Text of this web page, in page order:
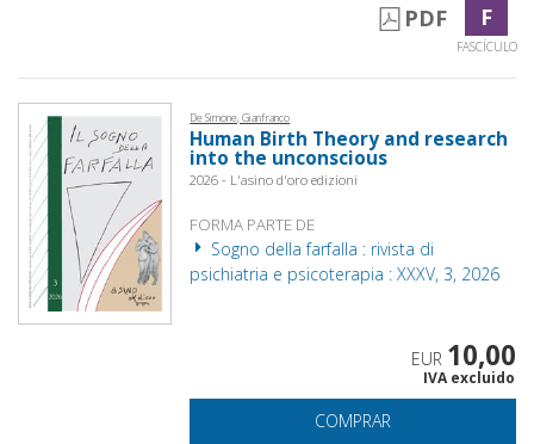
PDF F
FASCÍCULO
De Simone, Gianfranco
Human Birth Theory and research
into the unconscious
2026 - L'asino d'oro edizioni
FORMA PARTE DE
Sogno della farfalla : rivista di
psichiatria e psicoterapia : XXXV, 3, 2026
EUR 10,00
IVA excluido
COMPRAR